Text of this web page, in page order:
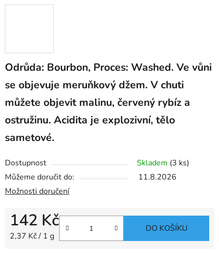
Odrůda: Bourbon, Proces: Washed. Ve vůni
se objevuje meruňkový džem. V chuti
můžete objevit malinu, červený rybíz a
ostružinu. Acidita je explozivní, tělo
sametové.
Dostupnost Skladem (3 ks)
Můžeme doručit do:
11.8.2026
Možnosti doručení
142 Kč
Měrná cena:
2,37 Kč / 1 g
DO KOŠÍKU